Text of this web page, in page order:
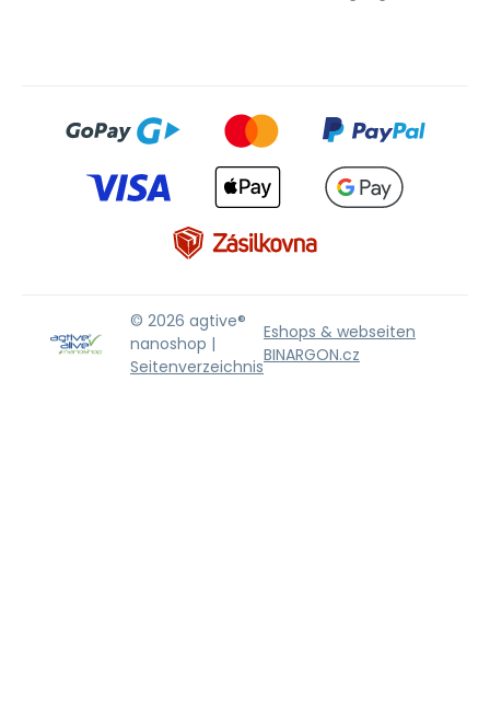
© 2026 agtive®
nanoshop |
Seitenverzeichnis
Eshops & webseiten
BINARGON.cz